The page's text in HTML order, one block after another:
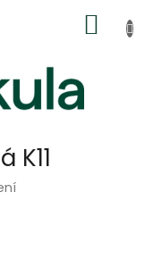
KOŠÍK
K11